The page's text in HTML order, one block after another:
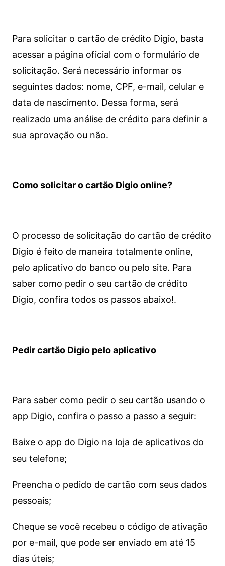
Para solicitar o cartão de crédito Digio, basta
acessar a página oficial com o formulário de
solicitação. Será necessário informar os
seguintes dados: nome, CPF, e-mail, celular e
data de nascimento. Dessa forma, será
realizado uma análise de crédito para definir a
sua aprovação ou não.
Como solicitar o cartão Digio online?
O processo de solicitação do cartão de crédito
Digio é feito de maneira totalmente online,
pelo aplicativo do banco ou pelo site. Para
saber como pedir o seu cartão de crédito
Digio, confira todos os passos abaixo!.
Pedir cartão Digio pelo aplicativo
Para saber como pedir o seu cartão usando o
app Digio, confira o passo a passo a seguir:
Baixe o app do Digio na loja de aplicativos do
seu telefone;
Preencha o pedido de cartão com seus dados
pessoais;
Cheque se você recebeu o código de ativação
por e-mail, que pode ser enviado em até 15
dias úteis;